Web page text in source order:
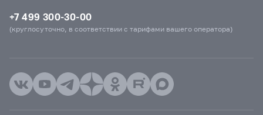
+7 499 300-30-00
(круглосуточно, в соответствии с тарифами вашего оператора)